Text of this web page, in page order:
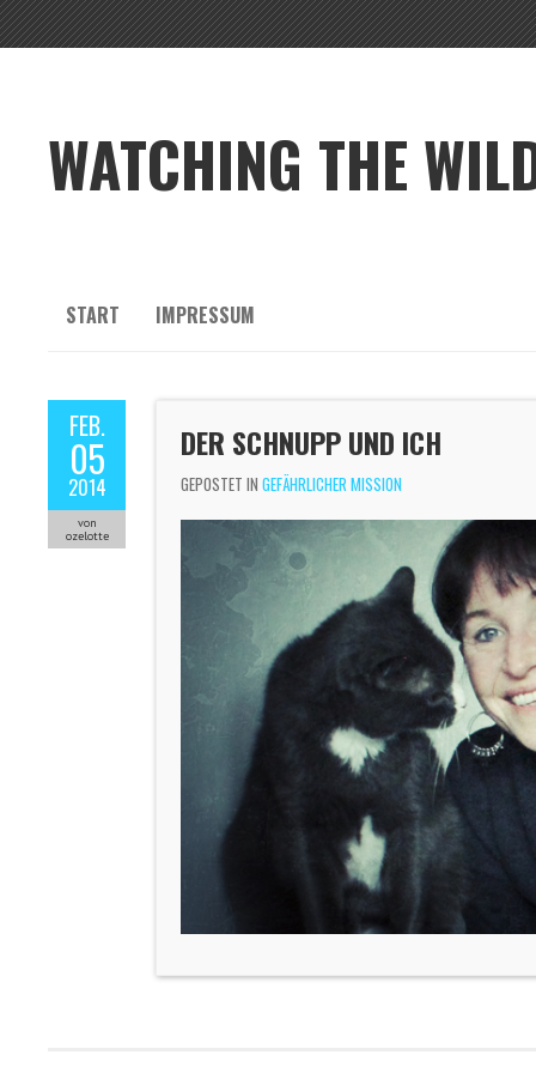
WATCHING THE
START IMPRESSUM
FEB.
05
2014
von
ozelotte
DER SCHNUPP UND ICH
GEPOSTET IN GEFÄHRLICHER MISSION